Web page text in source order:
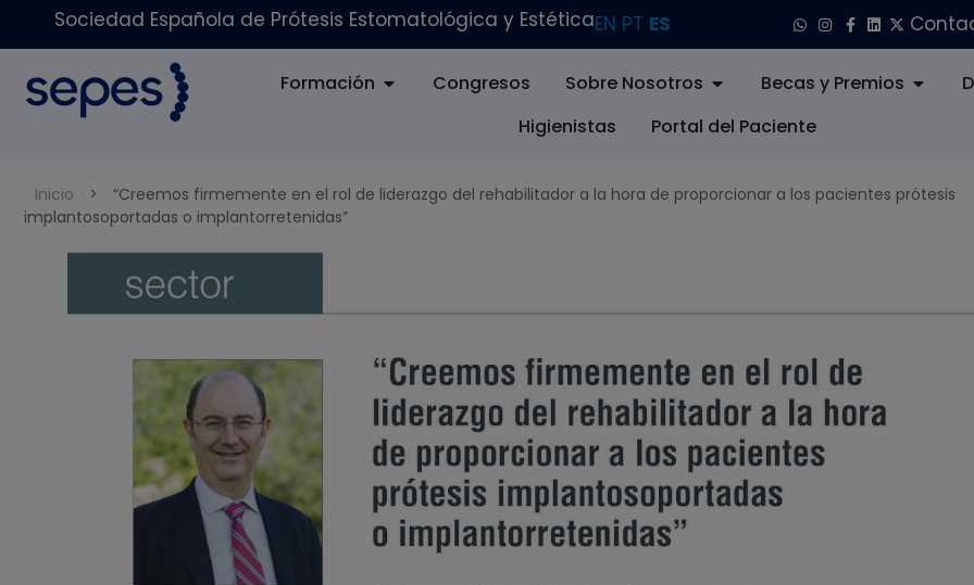
Sociedad Española de Prótesis Estomatológica y EstéticaEN PT ES
Formación Congresos Sobre Nosotros Becas y Premios
Higienistas
Portal del Paciente
Inicio >
“Creemos firmemente en el rol de liderazgo del rehabilitador a la hora de proporcionar a los pacientes prótesis
implantosoportadas o implantorretenidas”